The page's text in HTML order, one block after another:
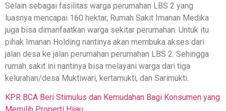
Selain sebagai fasilitas warga perumahan LBS 2 yang
luasnya mencapai 160 hektar, Rumah Sakit Imanan Medika
juga bisa dimanfaatkan warga sekitar perumahan. Untuk itu
pihak Imanan Holding nantinya akan membuka akses dari
jalan desa ke jalan perumahan perumahan LBS 2. Sehingga
rumah sakit ini nantinya bisa melayani warga dari tiga
kelurahan/desa Muktiwari, kertamukti, dan Sarimukti.
KPR BCA Beri Stimulus dan Kemudahan Bagi Konsumen yang